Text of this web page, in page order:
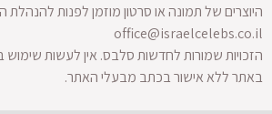
היוצרים של תמונה או סרטון מוזמן לפנות להנהלת
office@israelcelebs.co.il
הזכויות שמורות לחדשות סלבס. אין לעשות
באתר ללא אישור בכתב מבעלי האתר.